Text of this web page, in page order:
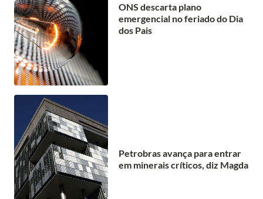
ONS descarta plano
emergencial no feriado do Dia
dos Pais
Petrobras avança para entrar
em minerais críticos, diz Magda